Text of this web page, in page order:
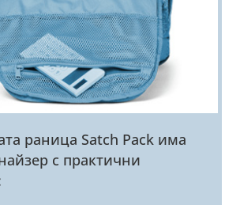
раница Satch Pack има
с практични